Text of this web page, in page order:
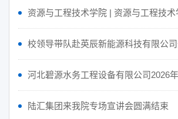
陆汇集团来我院专场宣讲会圆满结束